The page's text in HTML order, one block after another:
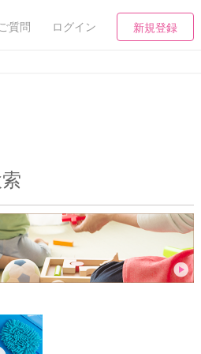
質問 ログイン 新規登録